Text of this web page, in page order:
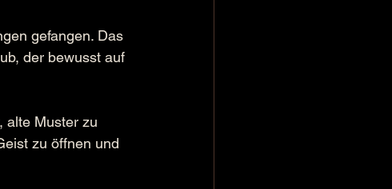
gefangen. Das
der bewusst auf
alte Muster zu
zu öffnen und